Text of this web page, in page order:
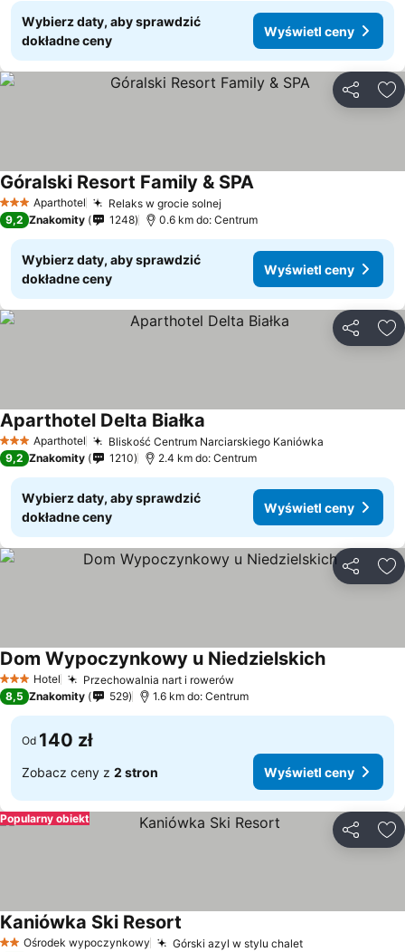
Wybierz daty, aby sprawdzić
dokładne ceny
Wyświetl ceny
3 KategoriaAparthotel Relaks w grocie solnej
Góralski Resort Family & SPA
9,2 Znakomity 1248 0.6 km do: Centrum
Wybierz daty, aby sprawdzić
dokładne ceny
Wyświetl ceny
3 KategoriaAparthotel Bliskość Centrum Narciarskiego Kaniówka
Aparthotel Delta Białka
9,2 Znakomity 1210 2.4 km do: Centrum
Wybierz daty, aby sprawdzić
dokładne ceny
Wyświetl ceny
3 Kategoria
Hotel Przechowalnia nart i rowerów
Dom Wypoczynkowy u Niedzielskich
8,5 Znakomity 529 1.6 km do: Centrum
Od 140 zł
Zobacz ceny z 2 stron Wyświetl ceny
Popularny obiekt
2 Kategoria
Ośrodek wypoczynkowy Górski azyl w stylu chalet
Kaniówka Ski Resort